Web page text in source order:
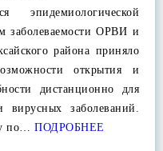
заболеваемости ОРВИ и
района приняло
открытия и
дистанционно для
заболеваний.
по… ПОДРОБНЕЕ